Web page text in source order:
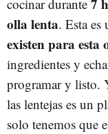
cocinar durante 7
olla lenta. Esta es
existen para esta
ingredientes y
programar y listo.
las lentejas es un
solo tenemos que